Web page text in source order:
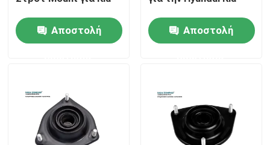
Βίντεο
Σχετικά με εμάς
Ξενάγηση στο εργοστάσιο
Αποστολή Αποστολή